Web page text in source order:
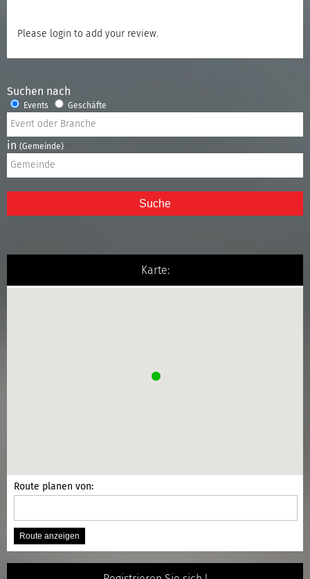
Please login to add your review.
Suchen nach
Events Geschäfte
in (Gemeinde)
Suche
Karte:
Route planen von: